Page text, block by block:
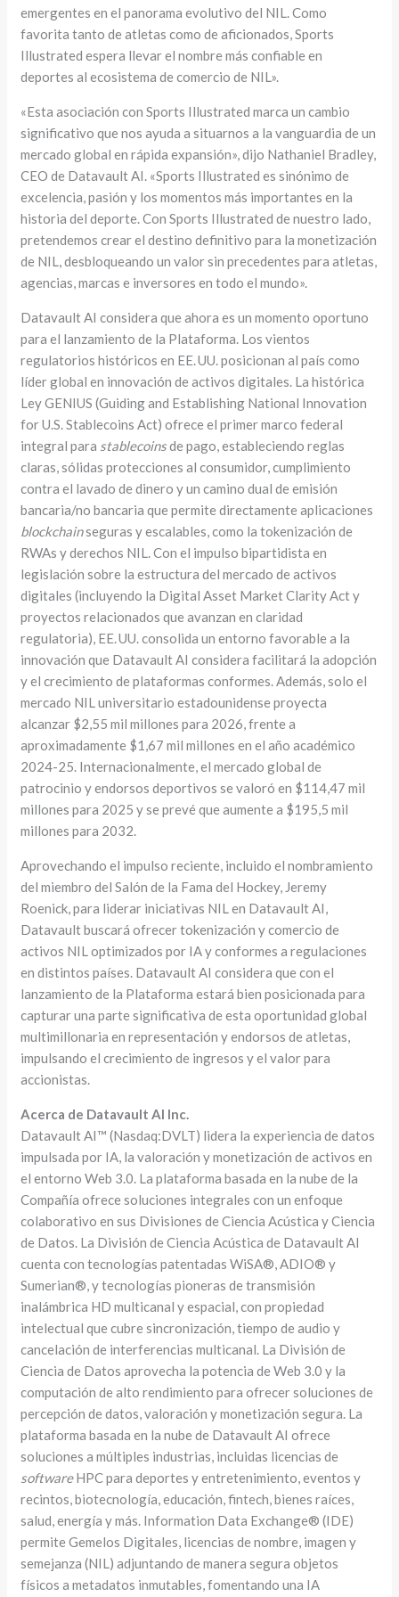
emergentes en el panorama evolutivo del NIL. Como
favorita tanto de atletas como de aficionados, Sports
Illustrated espera llevar el nombre más confiable en
deportes al ecosistema de comercio de NIL».
«Esta asociación con Sports Illustrated marca un cambio
significativo que nos ayuda a situarnos a la vanguardia de un
mercado global en rápida expansión», dijo Nathaniel Bradley,
CEO de Datavault AI. «Sports Illustrated es sinónimo de
excelencia, pasión y los momentos más importantes en la
historia del deporte. Con Sports Illustrated de nuestro lado,
pretendemos crear el destino definitivo para la monetización
de NIL, desbloqueando un valor sin precedentes para atletas,
agencias, marcas e inversores en todo el mundo».
Datavault AI considera que ahora es un momento oportuno
para el lanzamiento de la Plataforma. Los vientos
regulatorios históricos en EE. UU. posicionan al país como
líder global en innovación de activos digitales. La histórica
Ley GENIUS (Guiding and Establishing National Innovation
for U.S. Stablecoins Act) ofrece el primer marco federal
integral para stablecoinsde pago, estableciendo reglas
claras, sólidas protecciones al consumidor, cumplimiento
contra el lavado de dinero y un camino dual de emisión
bancaria/no bancaria que permite directamente aplicaciones
blockchainseguras y escalables, como la tokenización de
RWAs y derechos NIL. Con el impulso bipartidista en
legislación sobre la estructura del mercado de activos
digitales (incluyendo la Digital Asset Market Clarity Act y
proyectos relacionados que avanzan en claridad
regulatoria), EE. UU. consolida un entorno favorable a la
innovación que Datavault AI considera facilitará la adopción
y el crecimiento de plataformas conformes. Además, solo el
mercado NIL universitario estadounidense proyecta
alcanzar $2,55 mil millones para 2026, frente a
aproximadamente $1,67 mil millones en el año académico
2024-25. Internacionalmente, el mercado global de
patrocinio y endorsos deportivos se valoró en $114,47 mil
millones para 2025 y se prevé que aumente a $195,5 mil
millones para 2032.
Aprovechando el impulso reciente, incluido el nombramiento
del miembro del Salón de la Fama del Hockey, Jeremy
Roenick, para liderar iniciativas NIL en Datavault AI,
Datavault buscará ofrecer tokenización y comercio de
activos NIL optimizados por IA y conformes a regulaciones
en distintos países. Datavault AI considera que con el
lanzamiento de la Plataforma estará bien posicionada para
capturar una parte significativa de esta oportunidad global
multimillonaria en representación y endorsos de atletas,
impulsando el crecimiento de ingresos y el valor para
accionistas.
Acerca de Datavault AI Inc.
Datavault AI™ (Nasdaq:DVLT) lidera la experiencia de datos
impulsada por IA, la valoración y monetización de activos en
el entorno Web 3.0. La plataforma basada en la nube de la
Compañía ofrece soluciones integrales con un enfoque
colaborativo en sus Divisiones de Ciencia Acústica y Ciencia
de Datos. La División de Ciencia Acústica de Datavault AI
cuenta con tecnologías patentadas WiSA®, ADIO® y
Sumerian®, y tecnologías pioneras de transmisión
inalámbrica HD multicanal y espacial, con propiedad
intelectual que cubre sincronización, tiempo de audio y
cancelación de interferencias multicanal. La División de
Ciencia de Datos aprovecha la potencia de Web 3.0 y la
computación de alto rendimiento para ofrecer soluciones de
percepción de datos, valoración y monetización segura. La
plataforma basada en la nube de Datavault AI ofrece
soluciones a múltiples industrias, incluidas licencias de
softwareHPC para deportes y entretenimiento, eventos y
recintos, biotecnología, educación, fintech, bienes raíces,
salud, energía y más. Information Data Exchange® (IDE)
permite Gemelos Digitales, licencias de nombre, imagen y
semejanza (NIL) adjuntando de manera segura objetos
físicos a metadatos inmutables, fomentando una IA